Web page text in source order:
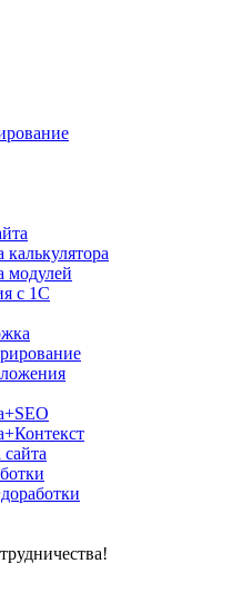
калькулятора
модулей
с 1С